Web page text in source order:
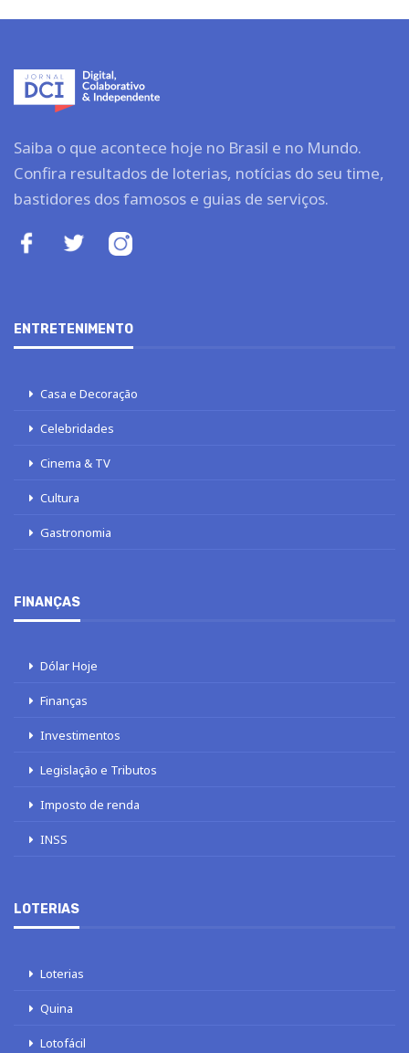
Saiba o que acontece hoje no Brasil e no Mundo.
Confira resultados de loterias, notícias do seu time,
bastidores dos famosos e guias de serviços.
ENTRETENIMENTO
Casa e Decoração
Celebridades
Cinema & TV
Cultura
Gastronomia
FINANÇAS
Dólar Hoje
Finanças
Investimentos
Legislação e Tributos
Imposto de renda
INSS
LOTERIAS
Loterias
Quina
Lotofácil